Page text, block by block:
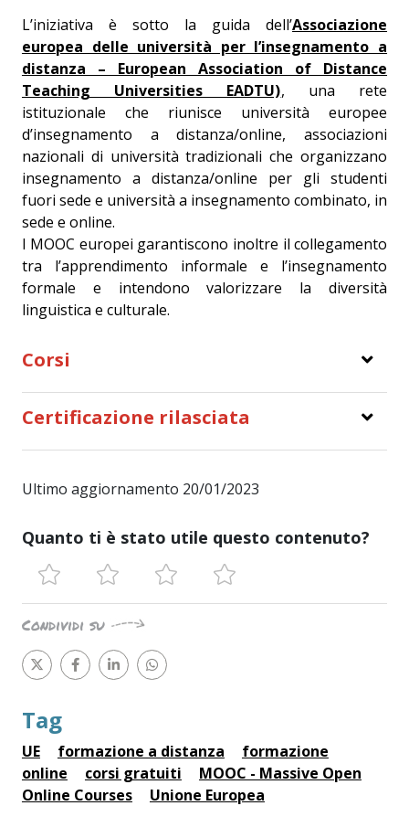
L’iniziativa è sotto la guida dell’Associazione
europea delle università per l’insegnamento a
distanza – European Association of Distance
Teaching Universities EADTU), una rete
istituzionale che riunisce università europee
d’insegnamento a distanza/online, associazioni
nazionali di università tradizionali che organizzano
insegnamento a distanza/online per gli studenti
fuori sede e università a insegnamento combinato, in
sede e online.
I MOOC europei garantiscono inoltre il collegamento
tra l’apprendimento informale e l’insegnamento
formale e intendono valorizzare la diversità
linguistica e culturale.
Corsi
Certificazione rilasciata
Ultimo aggiornamento 20/01/2023
Quanto ti è stato utile questo contenuto?
Condividi su
Tag
UE formazione a distanza
formazione
online
corsi gratuiti
MOOC - Massive Open
Online Courses
Unione Europea